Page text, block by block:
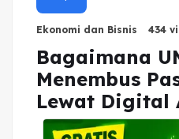
Ekonomi dan Bisnis 434
Bagaimana
Menembus
Lewat Digital